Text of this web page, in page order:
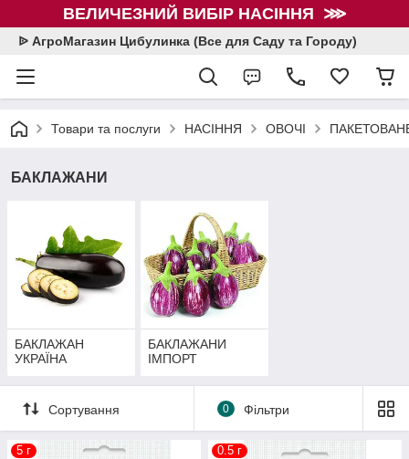
ВЕЛИЧЕЗНИЙ ВИБІР НАСІННЯ ⋙
ᐉ АгроМагазин Цибулинка (Все для Саду та Городу)
Товари та послуги НАСІННЯ ОВОЧІ
БАКЛАЖАНИ
БАКЛАЖАН
УКРАЇНА
БАКЛАЖАНИ
ІМПОРТ
Сортування 0 Фільтри
5 г 0.5 г